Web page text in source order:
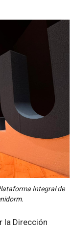
Integral de
la Dirección